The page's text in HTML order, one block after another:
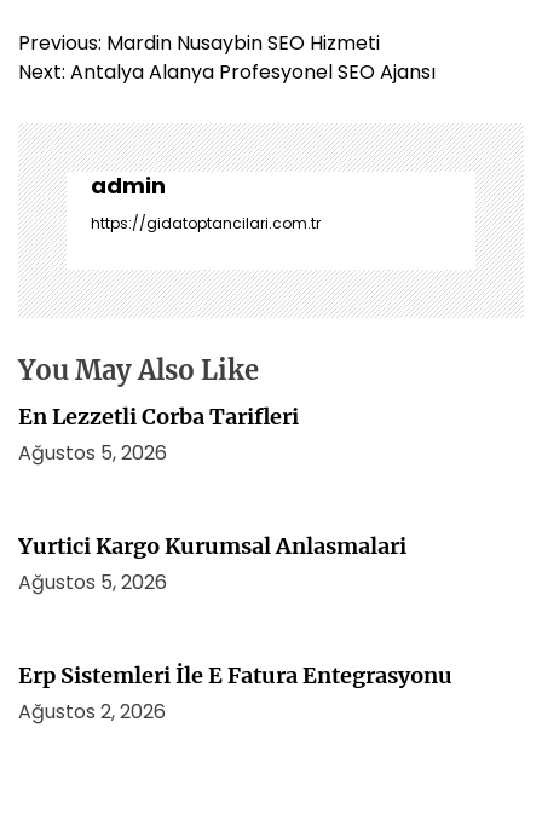
Y
a
ı
g
e
z
i
n
m
s
i
Previous: Mardin Nusaybin SEO Hizmeti
Next: Antalya Alanya Profesyonel SEO Ajansı
admin
https://gidatoptancilari.com.tr
You May Also Like
En Lezzetli Corba Tarifleri
Ağustos 5, 2026
Yurtici Kargo Kurumsal Anlasmalari
Ağustos 5, 2026
Erp Sistemleri İle E Fatura Entegrasyonu
Ağustos 2, 2026